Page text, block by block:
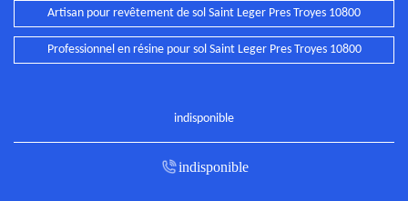
Artisan pour revêtement de sol Saint Leger Pres Troyes 10800
Professionnel en résine pour sol Saint Leger Pres Troyes 10800
indisponible
indisponible